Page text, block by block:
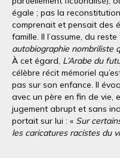
égale ; pas la
comprenait et pensait des
famille. Il l’assume, du reste
autobiographie nombriliste
À cet égard, L’Arabe du
célèbre récit mémoriel
pas sur son enfance. Il
avec un père en fin de vie,
jugement abrupt et sans
portait sur lui : « Sur
les caricatures racistes du